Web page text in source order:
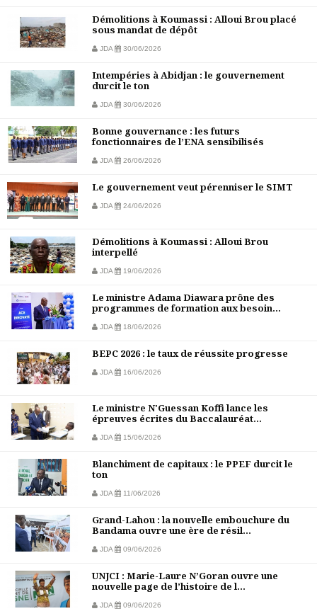
Démolitions à Koumassi : Alloui Brou placé
sous mandat de dépôt
JDA 30/06/2026
Intempéries à Abidjan : le gouvernement
durcit le ton
JDA 30/06/2026
Bonne gouvernance : les futurs
fonctionnaires de l’ENA sensibilisés
JDA 26/06/2026
Le gouvernement veut pérenniser le SIMT
JDA 24/06/2026
Démolitions à Koumassi : Alloui Brou
interpellé
JDA 19/06/2026
Le ministre Adama Diawara prône des
programmes de formation aux besoin...
JDA 18/06/2026
BEPC 2026 : le taux de réussite progresse
JDA 16/06/2026
Le ministre N'Guessan Koffi lance les
épreuves écrites du Baccalauréat...
JDA 15/06/2026
Blanchiment de capitaux : le PPEF durcit le
ton
JDA 11/06/2026
Grand-Lahou : la nouvelle embouchure du
Bandama ouvre une ère de résil...
JDA 09/06/2026
UNJCI : Marie-Laure N’Goran ouvre une
nouvelle page de l’histoire de l...
JDA 09/06/2026